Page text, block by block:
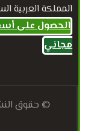
المملكة العربية
الحصول على
مجاني
© حقوق النشر 2026. جميع الحقوق